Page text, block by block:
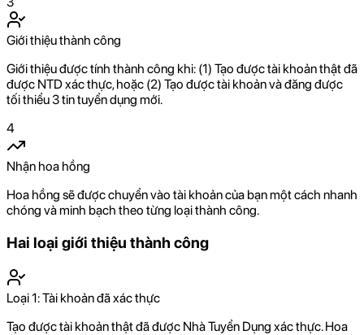
Giới thiệu thành công
Giới thiệu được tính thành công khi: (1) Tạo được tài khoản thật đã
được NTD xác thực, hoặc (2) Tạo được tài khoản và đăng được
tối thiểu 3 tin tuyển dụng mới.
4
Nhận hoa hồng
Hoa hồng sẽ được chuyển vào tài khoản của bạn một cách nhanh
chóng và minh bạch theo từng loại thành công.
Hai loại giới thiệu thành công
Loại 1: Tài khoản đã xác thực
Tạo được tài khoản thật đã được Nhà Tuyển Dụng xác thực. Hoa